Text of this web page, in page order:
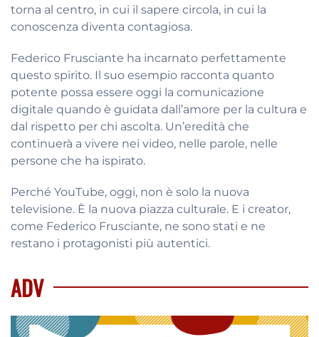
torna al centro, in cui il sapere circola, in cui la
conoscenza diventa contagiosa.
Federico Frusciante ha incarnato perfettamente
questo spirito. Il suo esempio racconta quanto
potente possa essere oggi la comunicazione
digitale quando è guidata dall’amore per la cultura e
dal rispetto per chi ascolta. Un’eredità che
continuerà a vivere nei video, nelle parole, nelle
persone che ha ispirato.
Perché YouTube, oggi, non è solo la nuova
televisione. È la nuova piazza culturale. E i creator,
come Federico Frusciante, ne sono stati e ne
restano i protagonisti più autentici.
ADV